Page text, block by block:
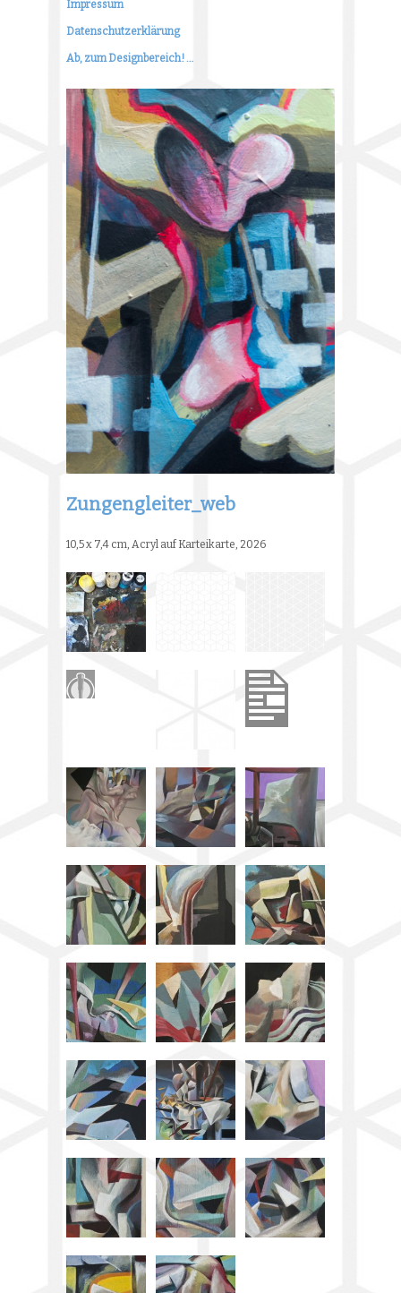
Impressum
Datenschutzerklärung
Ab, zum Designbereich! …
Zungengleiter_web
10,5 x 7,4 cm, Acryl auf Karteikarte, 2026